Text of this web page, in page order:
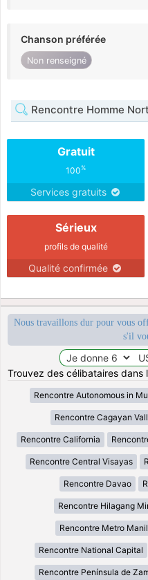
Chanson préférée
Non renseigné
Rencontre Homme
Gratuit
100%
Services gratuits
Sérieux
profils de qualité
Qualité confirmée
Nous travaillons dur pour vous
s'il
Trouvez des célibataires dans
Rencontre Autonomous in
Rencontre Cagayan
Rencontre California
Rencontre Central Visayas
Rencontre Davao
Rencontre Hilagang
Rencontre Metro
Rencontre National Capital
Rencontre Península de